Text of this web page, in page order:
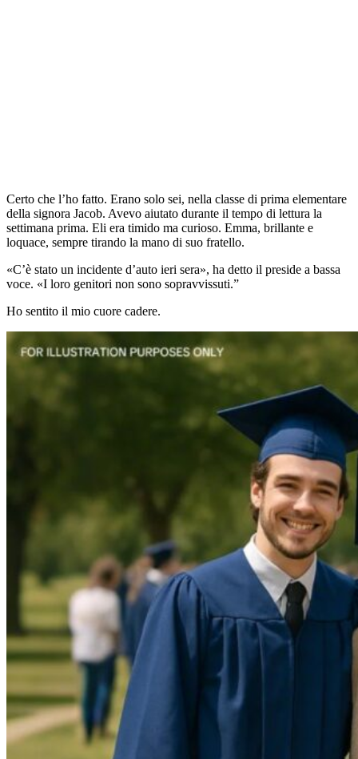
Certo che l’ho fatto. Erano solo sei, nella classe di prima elementare
della signora Jacob. Avevo aiutato durante il tempo di lettura la
settimana prima. Eli era timido ma curioso. Emma, brillante e
loquace, sempre tirando la mano di suo fratello.
«C’è stato un incidente d’auto ieri sera», ha detto il preside a bassa
voce. «I loro genitori non sono sopravvissuti.”
Ho sentito il mio cuore cadere.